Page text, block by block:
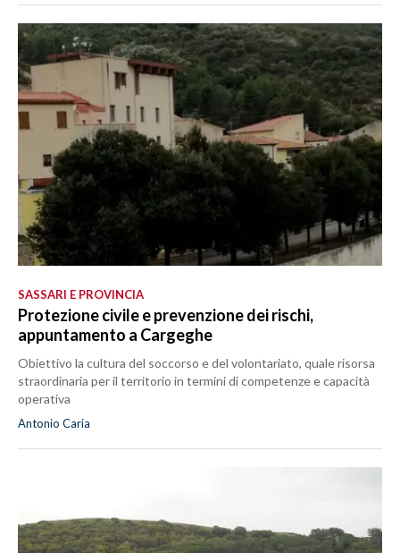
SASSARI E PROVINCIA
Protezione civile e prevenzione dei rischi,
appuntamento a Cargeghe
Obiettivo la cultura del soccorso e del volontariato, quale risorsa
straordinaria per il territorio in termini di competenze e capacità
operativa
Antonio Caria